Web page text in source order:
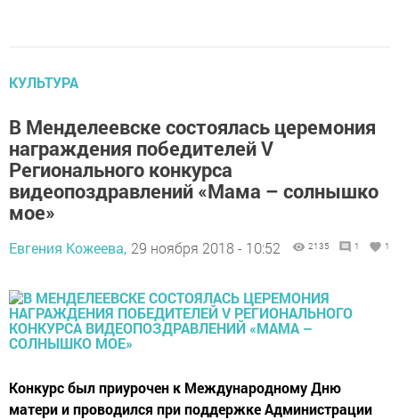
КУЛЬТУРА
В Менделеевске состоялась церемония
награждения победителей V
Регионального конкурса
видеопоздравлений «Мама – солнышко
мое»
Евгения Кожеева, 29 ноября 2018 - 10:52 2135 1 1
Конкурс был приурочен к Международному Дню
матери и проводился при поддержке Администрации